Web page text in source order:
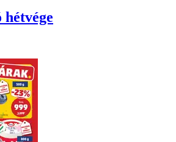
hétvége